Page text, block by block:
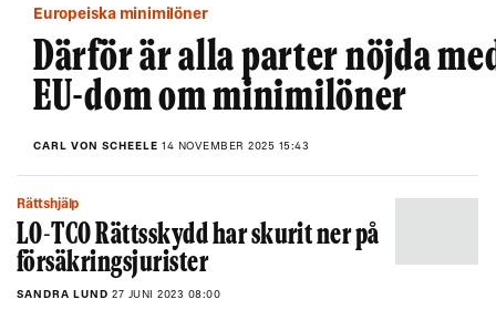
Europeiska minimilöner
Därför är alla parter nöjda
EU-dom om minimilöner
CARL VON SCHEELE 14 NOVEMBER 2025 15:43
Rättshjälp
LO-TCO Rättsskydd har skurit ner på
försäkringsjurister
SANDRA LUND 27 JUNI 2023 08:00